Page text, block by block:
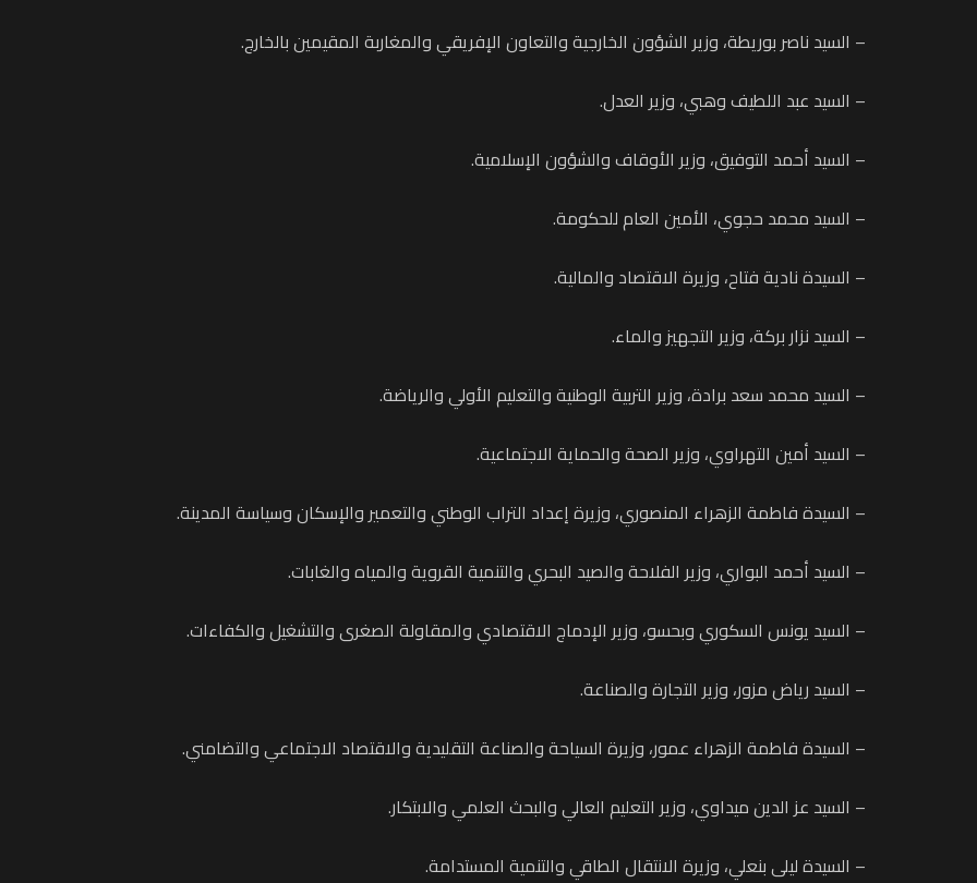
– السيد ناصر بوريطة، وزير الشؤون الخارجية والتعاون الإفريقي والمغاربة المقيمين بالخارج.
– السيد عبد اللطيف وهبي، وزير العدل.
– السيد أحمد التوفيق، وزير الأوقاف والشؤون الإسلامية.
– السيد محمد حجوي، الأمين العام للحكومة.
– السيدة نادية فتاح، وزيرة الاقتصاد والمالية.
– السيد نزار بركة، وزير التجهيز والماء.
– السيد محمد سعد برادة، وزير التربية الوطنية والتعليم الأولي والرياضة.
– السيد أمين التهراوي، وزير الصحة والحماية الاجتماعية.
– السيدة فاطمة الزهراء المنصوري، وزيرة إعداد التراب الوطني والتعمير والإسكان وسياسة المدينة.
– السيد أحمد البواري، وزير الفلاحة والصيد البحري والتنمية القروية والمياه والغابات.
– السيد يونس السكوري وبحسو، وزير الإدماج الاقتصادي والمقاولة الصغرى والتشغيل والكفاءات.
– السيد رياض مزور، وزير التجارة والصناعة.
– السيدة فاطمة الزهراء عمور، وزيرة السياحة والصناعة التقليدية والاقتصاد الاجتماعي والتضامني.
– السيد عز الدين ميداوي، وزير التعليم العالي والبحث العلمي والابتكار.
– السيدة ليلى بنعلي، وزيرة الانتقال الطاقي والتنمية المستدامة.